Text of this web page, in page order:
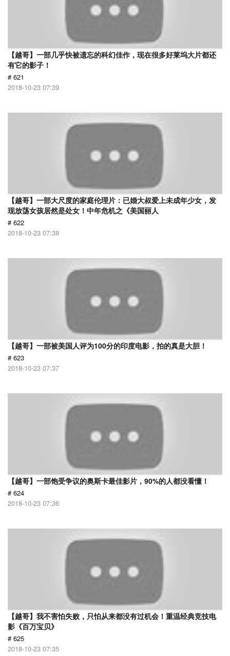
【越哥】一部几乎快被遗忘的科幻佳作，现在很多好莱坞大片都还
有它的影子！
# 621
2018-10-23 07:39
【越哥】一部大尺度的家庭伦理片：已婚大叔爱上未成年少女，发
现放荡女孩居然是处女！中年危机之《美国丽人
# 622
2018-10-23 07:38
【越哥】一部被美国人评为100分的印度电影，拍的真是大胆！
# 623
2018-10-23 07:37
【越哥】一部饱受争议的奥斯卡最佳影片，90%的人都没看懂！
# 624
2018-10-23 07:36
【越哥】我不害怕失败，只怕从来都没有过机会！重温经典竞技电
影《百万宝贝》
# 625
2018-10-23 07:35